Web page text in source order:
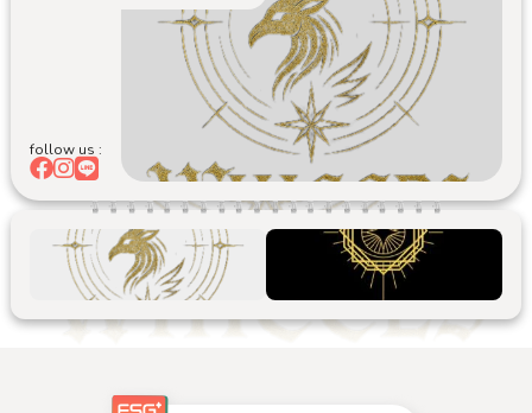
follow us :